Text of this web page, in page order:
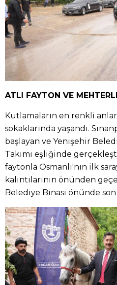
ATLI FAYTON VE
Kutlamaların en renkli
sokaklarında yaşandı.
başlayan ve Yenişehir
Takımı eşliğinde
faytonla Osmanlı'nın ilk
kalıntılarının önünden
Belediye Binası önünde